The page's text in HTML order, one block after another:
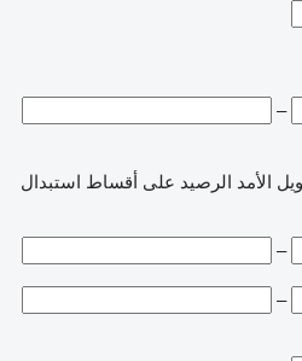
–
الأمد الرصيد على أقساط استبدال
–
–